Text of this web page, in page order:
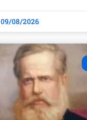
09/08/2026